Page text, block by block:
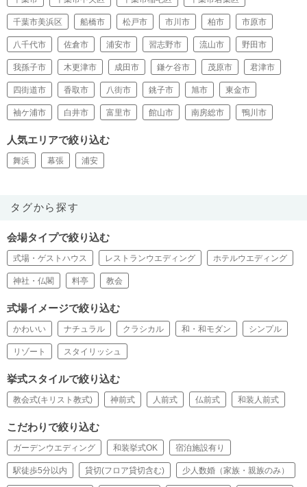
千葉市美浜区 船橋市 松戸市 市川市 柏市 市原市
八千代市 佐倉市 浦安市 習志野市 流山市 野田市
我孫子市 木更津市 成田市 鎌ケ谷市 茂原市 君津市
四街道市 香取市 八街市 銚子市 旭市 東金市
袖ケ浦市 白井市 富里市 館山市 南房総市 鴨川市
人気エリアで絞り込む
舞浜 幕張 浦安
タグから探す
会場タイプで絞り込む
式場・ゲストハウス レストランウエディング ホテルウエディング
神社・仏閣 料亭 教会
式場イメージで絞り込む
かわいい ナチュラル クラシカル 和・和モダン シンプル
リゾート スタイリッシュ
挙式スタイルで絞り込む
教会式(キリスト教式) 神前式 人前式 仏前式 和装人前式
こだわりで絞り込む
ガーデンウエディング 和装挙式OK 宿泊施設有り
駅徒歩5分以内 貸切(フロア貸切含む) 少人数婚（家族・親族のみ）